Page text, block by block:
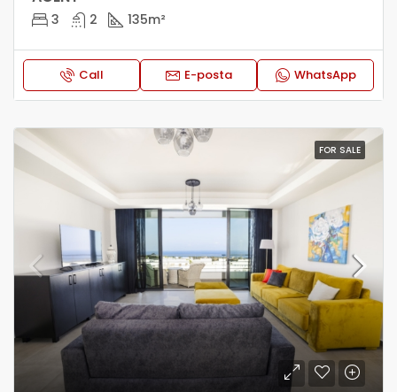
3 2 135m²
Call E-posta WhatsApp
FOR SALE